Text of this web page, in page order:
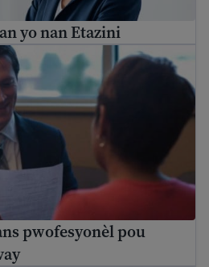
yo nan Etazini
pwofesyonèl pou aplikasyon pou
pwofesyonèl pou